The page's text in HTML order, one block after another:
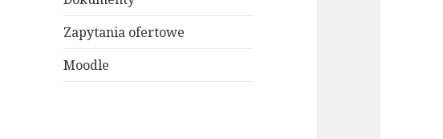
Zapytania ofertowe
Moodle